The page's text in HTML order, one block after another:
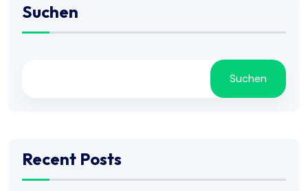
Suchen
Suchen
Recent Posts